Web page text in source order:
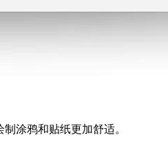
涂鸦和贴纸更加舒适。